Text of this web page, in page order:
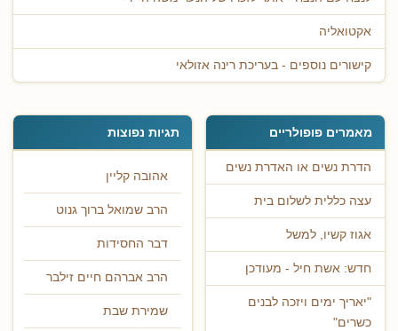
אקטואליה
קישורים נוספים - בעריכת רינה אזולאי
מאמרים פופולריים
הדרת נשים או האדרת נשים
עצה כללית לשלום בית
אגוז קשיו, למשל
חדש: אשת חיל - מעודכן
"יאריך ימים ויזכה לבנים
כשרים"
תגיות נפוצות
אהובה קליין
הרב שמואל ברוך גנוט
דבר החסידות
הרב אברהם חיים זילבר
שמירת שבת